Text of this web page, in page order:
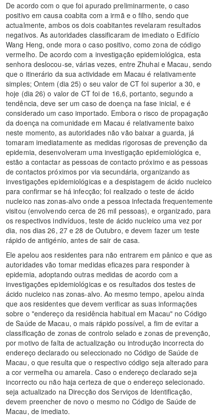
De acordo com o que foi apurado preliminarmente, o caso
positivo em causa coabita com a irmã e o filho, sendo que
actualmente, ambos os dois coabitantes revelaram resultados
negativos. As autoridades classificaram de imediato o Edifício
Wang Heng, onde mora o caso positivo, como zona de código
vermelho. De acordo com a investigação epidemiológica, esta
senhora deslocou-se, várias vezes, entre Zhuhai e Macau, sendo
que o itinerário da sua actividade em Macau é relativamente
simples; Ontem (dia 25) o seu valor de CT foi superior a 30, e
hoje (dia 26) o valor de CT foi de 16,6, portanto, segundo a
tendência, deve ser um caso de doença na fase inicial, e é
considerado um caso importado. Embora o risco de propagação
da doença na comunidade em Macau é relativamente baixo
neste momento, as autoridades não vão baixar a guarda, já
tomaram imediatamente as medidas rigorosas de prevenção da
epidemia, desenvolveram uma investigação epidemiológica e,
estão a contactar as pessoas de contacto próximo e as pessoas
de contactos próximos por via secundária, organizando as
investigações epidemiológicas e a despistagem de ácido nucleico
para confirmar se há infecção; foi realizado o teste de ácido
nucleico nas zonas-alvo onde a pessoa infectada frequentemente
visitou (envolvendo cerca de 26 mil pessoas), e organizado, para
os respectivos indivíduos, teste de ácido nucleico uma vez por
dia, nos dias 26, 27 e 28 de Outubro, e devem fazer um teste
rápido de antigénio, antes de sair de casa.
Ele apelou aos residentes para não entrarem em pânico e que as
autoridades vão tomar medidas eficazes para responder à
epidemia, adoptando outras medidas de acordo com a
investigações epidemiológicas e os resultados dos testes de
ácido nucleico nas zonas-alvo. Ao mesmo tempo, apelou ainda
que aos residentes que devem verificar as suas informações
sobre o "endereço da residência habitual em Macau" no Código
de Saúde de Macau, o mais rápido possível, a fim de evitar a
classificação de zonas de controlo selado e zonas de prevenção,
por motivo de falta de actualização ou introdução incorrecta do
endereço declarado ou seleccionado no Código de Saúde de
Macau, o que resulta que o respectivo código seja alterado para
a cor vermelha ou amarela. Caso o endereço declarado seja
incorrecto ou não haja certeza de que o endereço selecionado.
seja actualizado na Direcção dos Serviços de Identificação,
devem preencher de novo o mesmo no Código de Saúde de
Macau, de imediato.